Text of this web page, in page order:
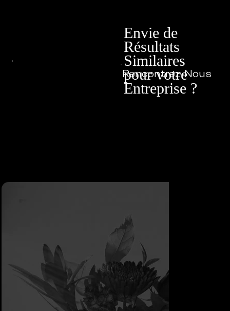
Envie de
Résultats
Similaires
pour votre
Entreprise ?
Rencontrez-Nous